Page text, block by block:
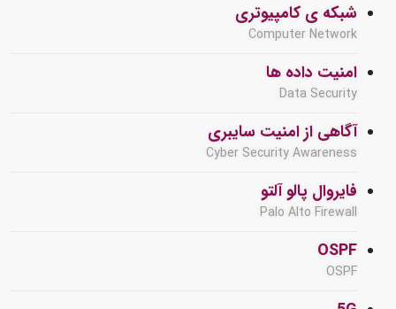
شبکه ی کامپیوتری
Computer Network
امنیت داده ها
Data Security
آگاهی از امنیت سایبری
Cyber Security Awareness
فایروال پالو آلتو
Palo Alto Firewall
OSPF
OSPF